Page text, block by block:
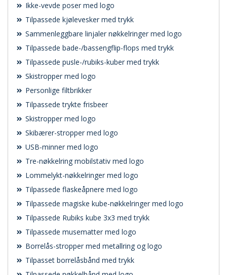
Ikke-vevde poser med logo
Tilpassede kjølevesker med trykk
Sammenleggbare linjaler nøkkelringer med logo
Tilpassede bade-/bassengflip-flops med trykk
Tilpassede pusle-/rubiks-kuber med trykk
Skistropper med logo
Personlige filtbrikker
Tilpassede trykte frisbeer
Skistropper med logo
Skibærer-stropper med logo
USB-minner med logo
Tre-nøkkelring mobilstativ med logo
Lommelykt-nøkkelringer med logo
Tilpassede flaskeåpnere med logo
Tilpassede magiske kube-nøkkelringer med logo
Tilpassede Rubiks kube 3x3 med trykk
Tilpassede musematter med logo
Borrelås-stropper med metallring og logo
Tilpasset borrelåsbånd med trykk